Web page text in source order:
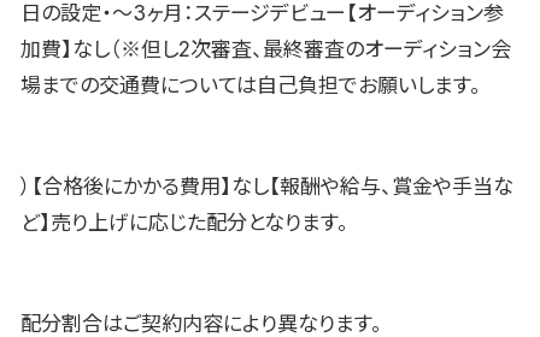
日の設定・〜3ヶ月：ステージデビュー【オーディション参
加費】なし（※但し2次審査、最終審査のオーディション会
場までの交通費については自己負担でお願いします。
）【合格後にかかる費用】なし【報酬や給与、賞金や手当な
ど】売り上げに応じた配分となります。
配分割合はご契約内容により異なります。